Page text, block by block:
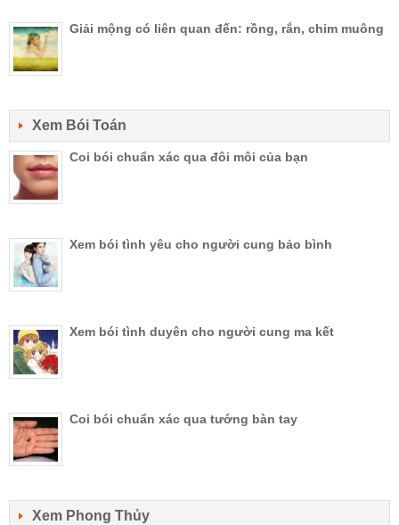
Giải mộng có liên quan đến: rồng, rắn, chim muông
Xem Bói Toán
Coi bói chuẩn xác qua đôi môi của bạn
Xem bói tình yêu cho người cung bảo bình
Xem bói tình duyên cho người cung ma kết
Coi bói chuẩn xác qua tướng bàn tay
Xem Phong Thủy